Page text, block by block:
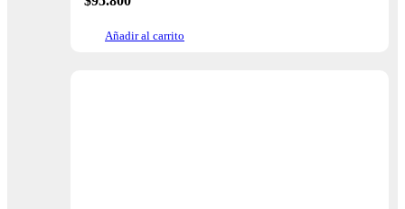
Añadir al carrito